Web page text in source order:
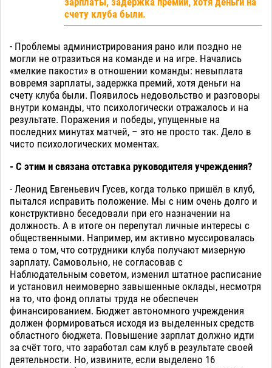
счету клуба были.
- Проблемы администрирования рано или поздно не
могли не отразиться на команде и на игре. Начались
«мелкие пакости» в отношении команды: невыплата
вовремя зарплаты, задержка премий, хотя деньги на
счету клуба были. Появилось недовольство и разговоры
внутри команды, что психологически отражалось и на
результате. Поражения и победы, упущенные на
последних минутах матчей, – это не просто так. Дело в
чисто психологических моментах.
- С этим и связана отставка руководителя учреждения?
- Леонид Евгеньевич Гусев, когда только пришёл в клуб,
пытался исправить положение. Мы с ним очень долго и
конструктивно беседовали при его назначении на
должность. А в итоге он перепутал личные интересы с
общественными. Например, им активно муссировалась
тема о том, что сотрудники клуба получают мизерную
зарплату. Самовольно, не согласовав с
Наблюдательным советом, изменил штатное расписание
и установил неимоверно завышенные оклады, несмотря
на то, что фонд оплаты труда не обеспечен
финансированием. Бюджет автономного учреждения
должен формироваться исходя из выделенных средств
областного бюджета. Повышение зарплат должно идти
за счёт того, что заработал сам клуб в результате своей
деятельности. Но, извините, если выделено 16